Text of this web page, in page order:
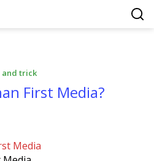
and trick
First Media?